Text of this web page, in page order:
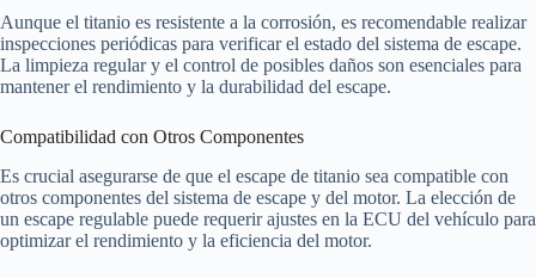
Aunque el titanio es resistente a la corrosión, es recomendable realizar
inspecciones periódicas para verificar el estado del sistema de escape.
La limpieza regular y el control de posibles daños son esenciales para
mantener el rendimiento y la durabilidad del escape.
Compatibilidad con Otros Componentes
Es crucial asegurarse de que el escape de titanio sea compatible con
otros componentes del sistema de escape y del motor. La elección de
un escape regulable puede requerir ajustes en la ECU del vehículo para
optimizar el rendimiento y la eficiencia del motor.